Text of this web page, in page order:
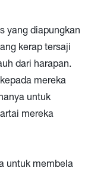
yang diapungkan
kerap tersaji
dari harapan.
mereka
untuk
mereka
untuk membela